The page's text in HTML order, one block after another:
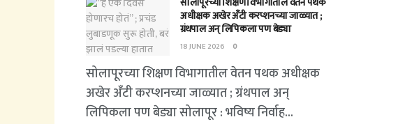
अधीक्षक अखेर अँटी करप्शनच्या जाळ्यात ;
ग्रंथपाल अन् लिपिकला पण बेड्या
18 JUNE 2026 0
सोलापूरच्या शिक्षण विभागातील वेतन पथक अधीक्षक
अखेर अँटी करप्शनच्या जाळ्यात ; ग्रंथपाल अन्
लिपिकला पण बेड्या सोलापूर : भविष्य निर्वाह...